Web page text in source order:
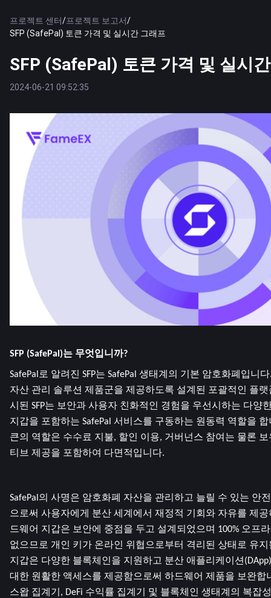
프로젝트 센터/프로젝트 보고서/
SFP (SafePal) 토큰 가격 및 실시간 그래프
SFP (SafePal) 토큰 가격 및 실시
2024-06-21 09:52:35
SFP (SafePal)는 무엇입니까?
SafePal로 알려진 SFP는 SafePal 생태계의 기본 암호화폐입니
자산 관리 솔루션 제품군을 제공하도록 설계된 포괄적인 플랫
시된 SFP는 보안과 사용자 친화적인 경험을 우선시하는 다양
지갑을 포함하는 SafePal 서비스를 구동하는 원동력 역할을 합
큰의 역할은 수수료 지불, 할인 이용, 거버넌스 참여는 물론
티브 제공을 포함하여 다면적입니다.
SafePal의 사명은 암호화폐 자산을 관리하고 늘릴 수 있는 안
으로써 사용자에게 분산 세계에서 재정적 기회와 자유를 제
드웨어 지갑은 보안에 중점을 두고 설계되었으며 100% 오프
없으므로 개인 키가 온라인 위협으로부터 격리된 상태로 유
지갑은 다양한 블록체인을 지원하고 분산 애플리케이션
대한 원활한 액세스를 제공함으로써 하드웨어 제품을 보완합
스왑 집계기, DeFi 수익률 집계기 및 블록체인 생태계의 복잡